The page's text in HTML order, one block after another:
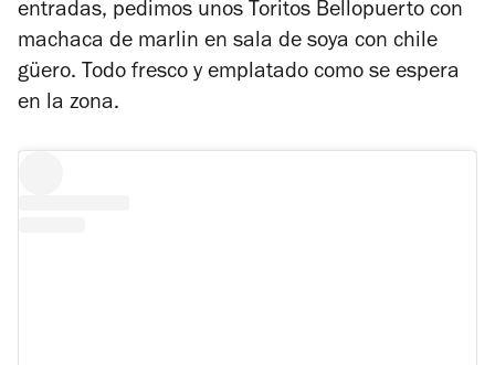
entradas, pedimos unos Toritos Bellopuerto con
machaca de marlin en sala de soya con chile
güero. Todo fresco y emplatado como se espera
en la zona.